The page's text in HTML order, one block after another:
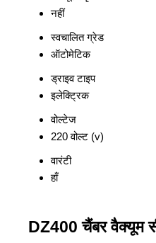
नहीं
स्वचालित ग्रेड
ऑटोमेटिक
ड्राइव टाइप
इलेक्ट्रिक
वोल्टेज
220 वोल्ट (v)
वारंटी
हाँ
DZ400 चैंबर वैक्यूम